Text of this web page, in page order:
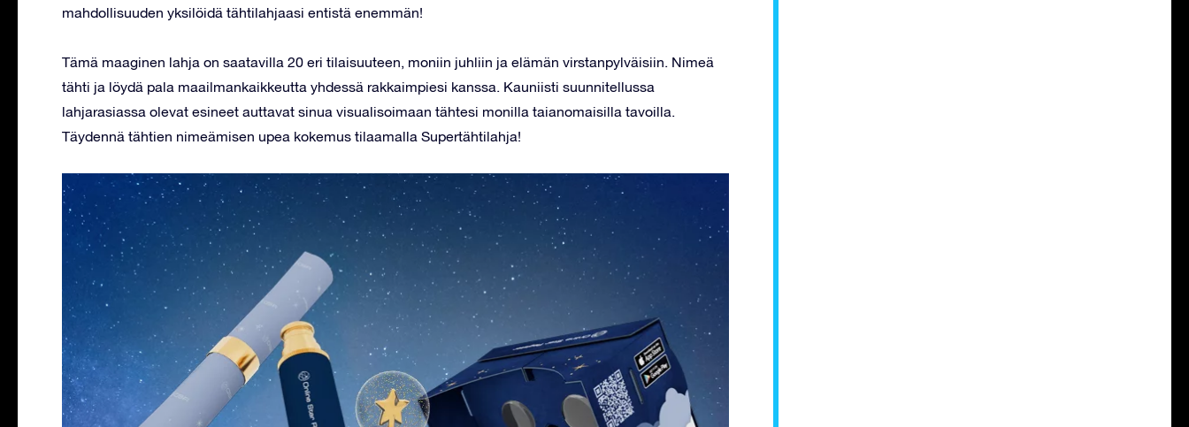
mahdollisuuden yksilöidä tähtilahjaasi entistä enemmän!
Tämä maaginen lahja on saatavilla 20 eri tilaisuuteen, moniin juhliin ja elämän virstanpylväisiin. Nimeä
tähti ja löydä pala maailmankaikkeutta yhdessä rakkaimpiesi kanssa. Kauniisti suunnitellussa
lahjarasiassa olevat esineet auttavat sinua visualisoimaan tähtesi monilla taianomaisilla tavoilla.
Täydennä tähtien nimeämisen upea kokemus tilaamalla Supertähtilahja!